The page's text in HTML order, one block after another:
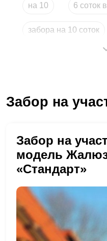
на 10 6 соток
забора на 10 соток
сколько стоит забор
сколько стоит забор
Забор на
Забор на
модель
«Стандарт»